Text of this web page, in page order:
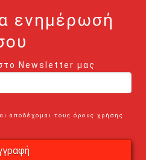
ενημέρωσή
Newsletter μας
αποδέχομαι τους όρους χρήσης